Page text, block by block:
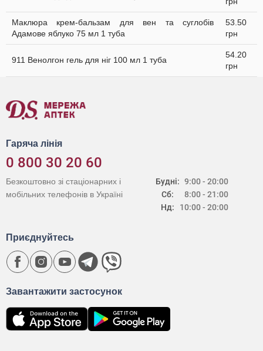
Маклюра крем-бальзам для вен та суглобів
Адамове яблуко 75 мл 1 туба
53.50
грн
911 Венолгон гель для ніг 100 мл 1 туба
54.20
грн
Гаряча лінія
0 800 30 20 60
Будні:
Сб:
Нд:
9:00 - 20:00
8:00 - 21:00
10:00 - 20:00
Безкоштовно зі стаціонарних і
мобільних телефонів в Україні
Завантажити застосунок
Приєднуйтесь